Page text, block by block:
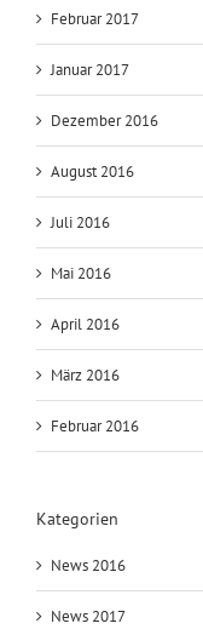
Februar 2017
Januar 2017
Dezember 2016
August 2016
Juli 2016
Mai 2016
April 2016
März 2016
Februar 2016
Kategorien
News 2016
News 2017